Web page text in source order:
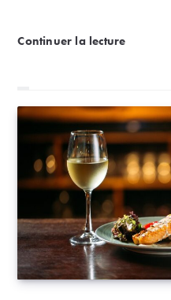
Continuer la lectureAccords